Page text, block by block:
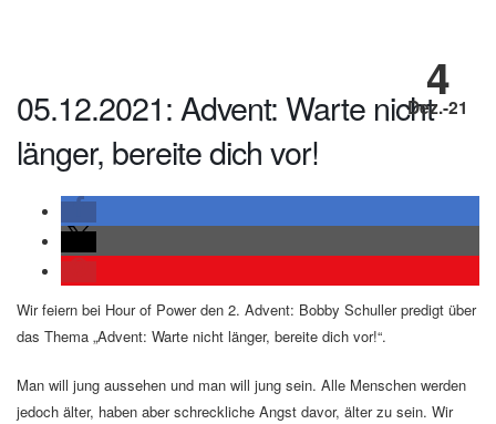
4
Dez.-21
05.12.2021: Advent: Warte nicht
länger, bereite dich vor!
Wir feiern bei Hour of Power den 2. Advent: Bobby Schuller predigt über
das Thema „Advent: Warte nicht länger, bereite dich vor!“.
Man will jung aussehen und man will jung sein. Alle Menschen werden
jedoch älter, haben aber schreckliche Angst davor, älter zu sein. Wir